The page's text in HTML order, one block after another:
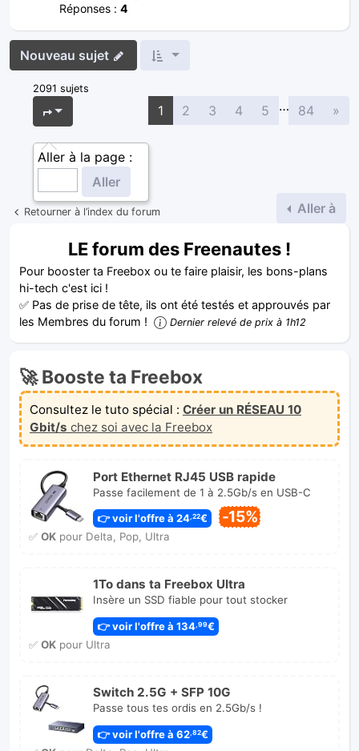
Réponses : 4
Nouveau sujet
2091 sujets
Page
Aller à la page :
1 2 3 4 5 … 84 »
Retourner à l’index du forum Aller à
LE forum des Freenautes !
Pour booster ta Freebox ou te faire plaisir, les bons-plans
hi-tech c'est ici !
✅ Pas de prise de tête, ils ont été testés et approuvés par
les Membres du forum !
Dernier relevé de prix à 1h12
🚀 Booste ta Freebox
Consultez le tuto spécial : Créer un RÉSEAU 10
Gbit/s chez soi avec la Freebox
Port Ethernet RJ45 USB rapide
Passe facilement de 1 à 2.5Gb/s en USB-C
👉 voir l'offre à 24 ,22€ -15%
✅ OKpour Delta, Pop, Ultra
1To dans ta Freebox Ultra
Insère un SSD fiable pour tout stocker
👉 voir l'offre à 134 ,99€
✅ OKpour Ultra
Switch 2.5G + SFP 10G
Passe tous tes ordis en 2.5Gb/s !
👉 voir l'offre à 62,82€